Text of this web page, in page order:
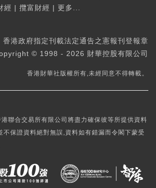
經 | 攬富財經 | 更多...
香港政府指定刊載法定通告之憲報刊登報章
© 1998 - 2026 財華控股有限公司
香港財華社版權所有,未經同意不得轉載。
聯合交易所有限公司將盡力確保彼等所提供資料
不保證資料絕對無誤,資料如有錯漏而令閣下蒙受